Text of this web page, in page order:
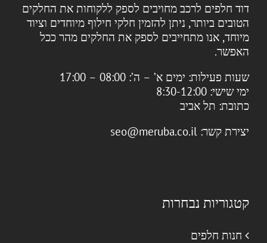
דוד חלפים לרכב מחויבים לספק ללקוחות את החלקים
הטובים ביותר, ניתן להזמין חלקי חילוף מיוחדים וציוד
מיוחד, אנו מתחייבים לספק את החלקים מהר ככל
האפשר.
שעות פעילות: ימים א’ – ה’: 08:00 – 17:00
ימי שישי: 8:30-12:00
כתובת: תל אביב
יצירת קשר: seo@meruba.co.il
קטגוריות נבחרות
חנות חלפים